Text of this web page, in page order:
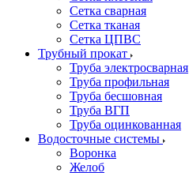
Сетка сварная
Сетка тканая
Сетка ЦПВС
Трубный прокат
Труба электросварная
Труба профильная
Труба бесшовная
Труба ВГП
Труба оцинкованная
Водосточные системы
Воронка
Желоб